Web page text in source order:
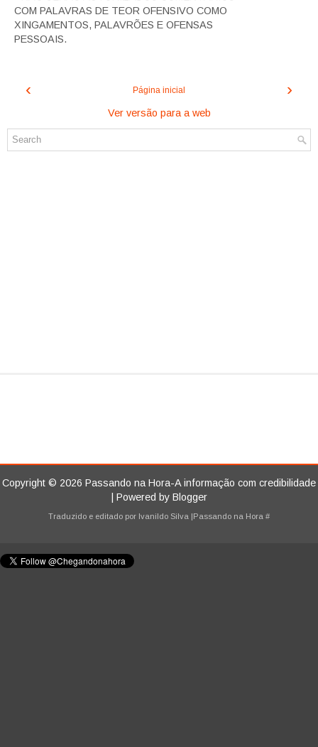
COM PALAVRAS DE TEOR OFENSIVO COMO
XINGAMENTOS, PALAVRÕES E OFENSAS
PESSOAIS.
‹ ›
Página inicial
Ver versão para a web
Copyright © 2026 Passando na Hora-A informação com credibilidade
| Powered by Blogger
Traduzido e editado por Ivanildo Silva |Passando na Hora #